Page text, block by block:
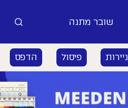
שובר מתנה
ניירות פיסול הדפס